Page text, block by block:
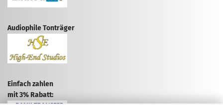
Audiophile Tonträger
Einfach zahlen
mit 3% Rabatt: